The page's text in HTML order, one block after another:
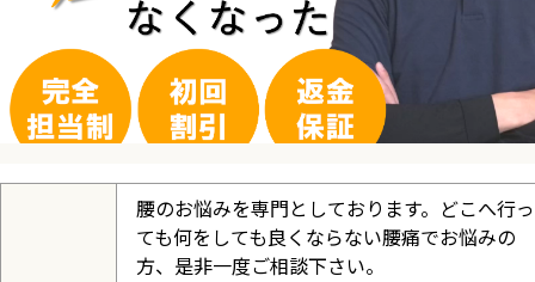
腰のお悩みを専門としております。どこへ行っ
ても何をしても良くならない腰痛でお悩みの
方、是非一度ご相談下さい。